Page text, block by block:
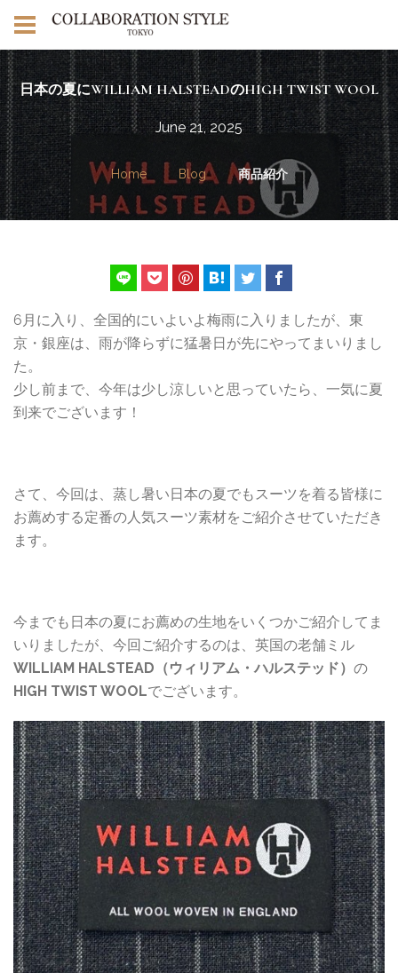
日本の夏にWILLIAM HALSTEADのHIGH TWIST WOOL
June 21, 2025
Home Blog 商品紹介
6月に入り、全国的にいよいよ梅雨に入りましたが、東
京・銀座は、雨が降らずに猛暑日が先にやってまいりまし
た。
少し前まで、今年は少し涼しいと思っていたら、一気に夏
到来でございます！
さて、今回は、蒸し暑い日本の夏でもスーツを着る皆様に
お薦めする定番の人気スーツ素材をご紹介させていただき
ます。
今までも日本の夏にお薦めの生地をいくつかご紹介してま
いりましたが、今回ご紹介するのは、英国の老舗ミル
WILLIAM HALSTEAD（ウィリアム・ハルステッド） の
HIGH TWIST WOOLでございます。